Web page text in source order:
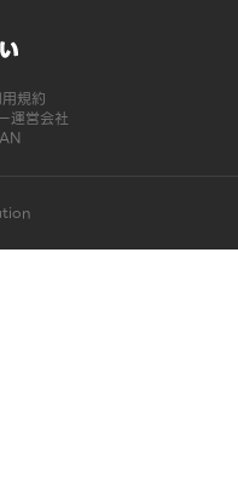
規約
運営会社
た | LINE占い